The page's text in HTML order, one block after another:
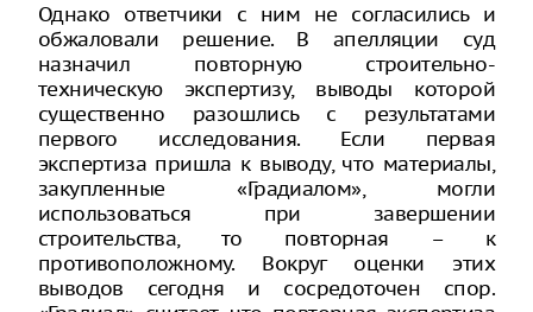
Однако ответчики с ним не согласились и
обжаловали решение. В апелляции суд
назначил повторную строительно-
техническую экспертизу, выводы которой
существенно разошлись с результатами
первого исследования. Если первая
экспертиза пришла к выводу, что материалы,
закупленные «Градиалом», могли
использоваться при завершении
строительства, то повторная – к
противоположному. Вокруг оценки этих
выводов сегодня и сосредоточен спор.